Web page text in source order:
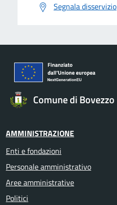
Segnala disservizio
Comune di Bovezzo
AMMINISTRAZIONE
Enti e fondazioni
Personale amministrativo
Aree amministrative
Politici